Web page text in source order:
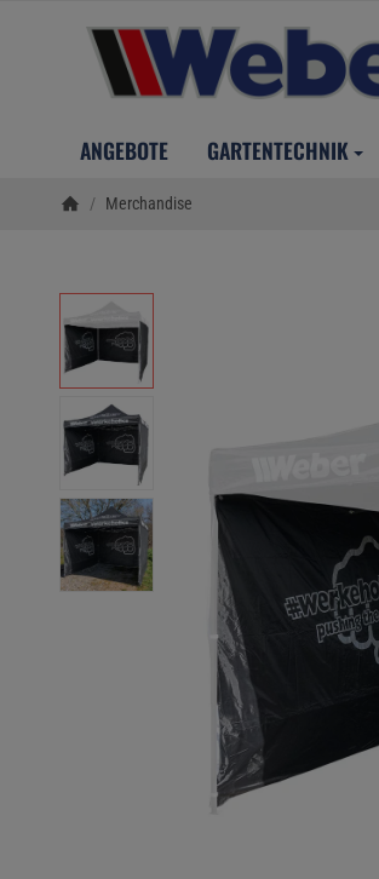
ANGEBOTE GARTENTECHNIK
/ Merchandise